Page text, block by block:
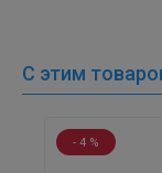
С этим
- 4 %